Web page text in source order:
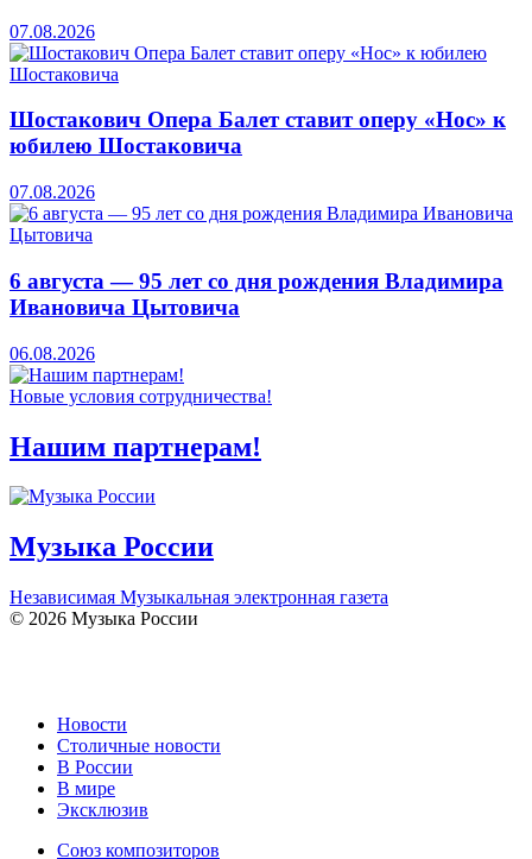
07.08.2026
Шостакович Опера Балет ставит оперу «Нос» к
юбилею Шостаковича
07.08.2026
6 августа — 95 лет со дня рождения Владимира
Ивановича Цытовича
06.08.2026
Новые условия сотрудничества!
Нашим партнерам!
Музыка России
Независимая Музыкальная электронная газета
© 2026 Музыка России
Новости
Столичные новости
В России
В мире
Эксклюзив
Союз композиторов